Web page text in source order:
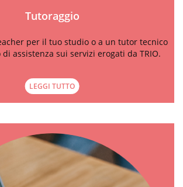
Tutoraggio
per il tuo studio o a un tutor tecnico
assistenza sui servizi erogati da TRIO.
LEGGI TUTTO